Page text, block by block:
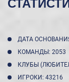
ДАТА
КОМАНДЫ: 2053
КЛУБЫ
ИГРОКИ: 43216